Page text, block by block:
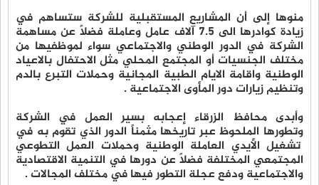
منوها إلى أن المشاريع المستقبلية للشركة ستساهم في
زيادة كوادرها الى 7.5 آلاف عامل وعاملة فضلاً عن مساهمة
الشركة في الدور الوطني والاجتماعي سواء لموظفيها من
مختلف الجنسيات أو المجتمع المحلي مثل الاحتفال بالاعياد
الوطنية واقامة الايام الطبية المجانية وحملات التبرع بالدم
وتنظيم زيارات دور المأوى الاجتماعية .
وأبدى محافظ الزرقاء إعجابه بسير العمل في الشركة
وتطورها الملحوظ عبر تاريخها مثمناً الدور الذي تقوم به في
تشغيل الأيدي العاملة الوطنية وحملات العمل التطوعي
المجتمعي المختلفة فضلاً عن دورها في التنمية الاقتصادية
والاجتماعية ودفع عجلة التطور فيها في مختلف المجالات .